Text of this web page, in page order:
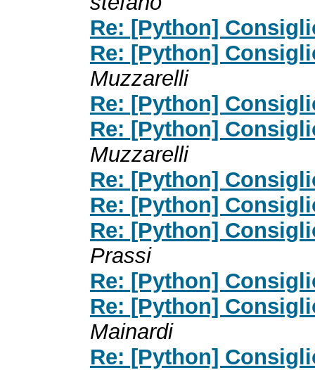
Re: [Python]
Re: [Python]
Muzzarelli
Re: [Python]
Re: [Python]
Muzzarelli
Re: [Python]
Re: [Python]
Re: [Python]
Prassi
Re: [Python]
Re: [Python]
Mainardi
Re: [Python]